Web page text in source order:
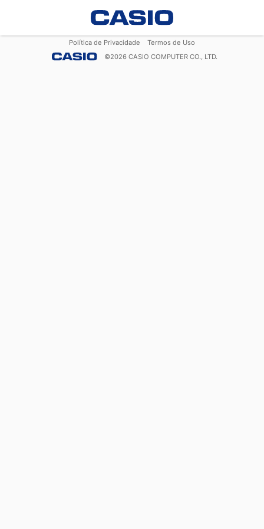
Política de Privacidade
Termos de Uso
©2026 CASIO COMPUTER CO., LTD.